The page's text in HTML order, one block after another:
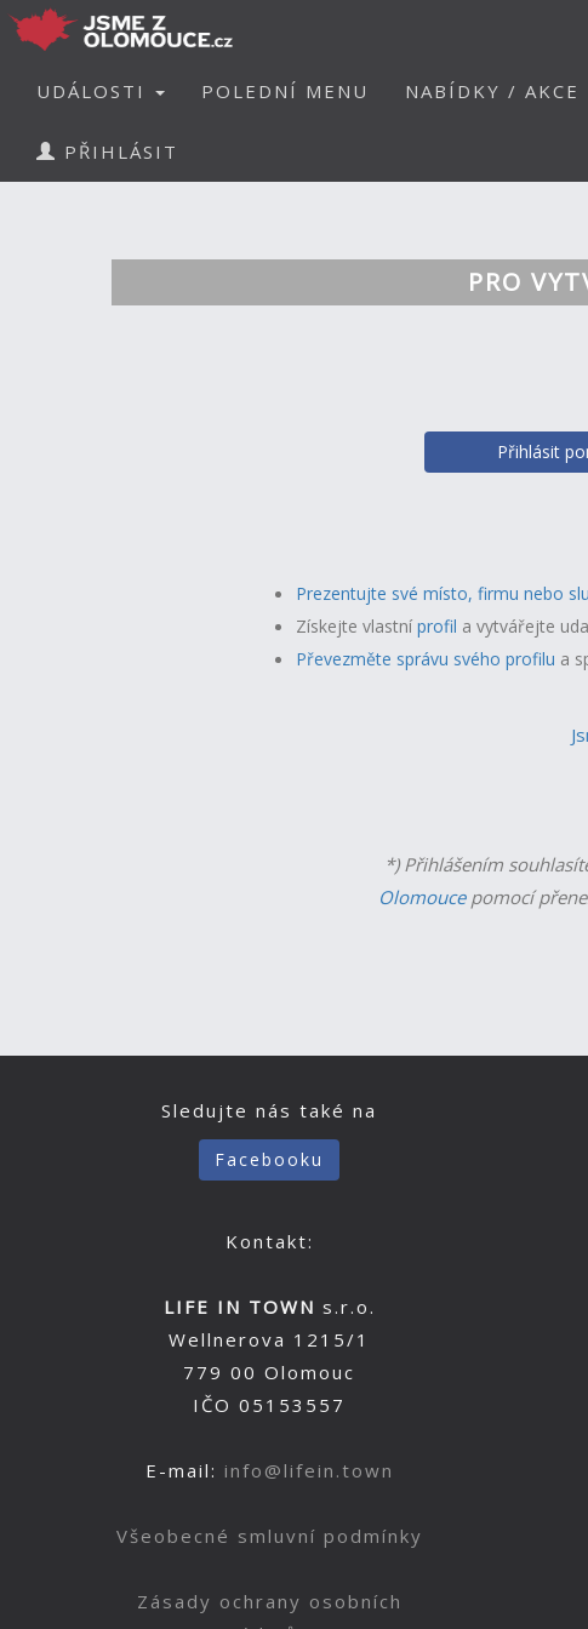
UDÁLOSTI POLEDNÍ MENU NABÍDKY / AKCE
PŘIHLÁSIT
PRO
Přihlásit
Prezentujte své místo, firmu nebo
Získejte vlastní profil a vytvářejte
Převezměte správu svého profilu a
*) Přihlášením
Olomoucepomocí
Sledujte nás také na
Facebooku
Kontakt:
LIFE IN TOWN s.r.o.
Wellnerova 1215/1
779 00 Olomouc
IČO 05153557
E-mail: info@lifein.town
Všeobecné smluvní podmínky
Zásady ochrany osobních